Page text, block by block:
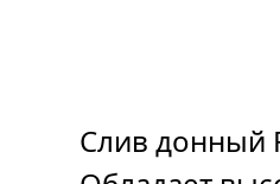
Слив донный